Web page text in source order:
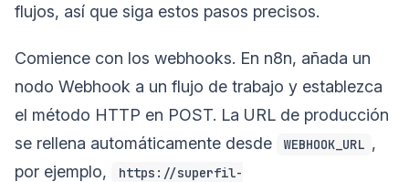
flujos, así que siga estos pasos precisos.
Comience con los webhooks. En n8n, añada un
nodo Webhook a un flujo de trabajo y establezca
el método HTTP en POST. La URL de producción
se rellena automáticamente desde
WEBHOOK_URL ,
por ejemplo,
https://superfil-